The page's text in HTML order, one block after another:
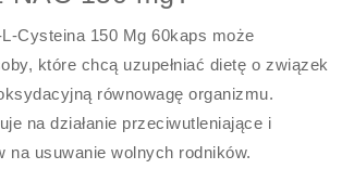
Cysteina 150 Mg 60kaps może
które chcą uzupełniać dietę o związek
równowagę organizmu.
na działanie przeciwutleniające i
na usuwanie wolnych rodników.